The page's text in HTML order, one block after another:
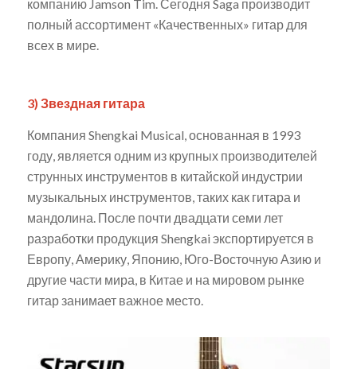
компанию Jamson Tim. Сегодня Saga производит
полный ассортимент «Качественных» гитар для
всех в мире.
3) Звездная гитара
Компания Shengkai Musical, основанная в 1993
году, является одним из крупных производителей
струнных инструментов в китайской индустрии
музыкальных инструментов, таких как гитара и
мандолина. После почти двадцати семи лет
разработки продукция Shengkai экспортируется в
Европу, Америку, Японию, Юго-Восточную Азию и
другие части мира, в Китае и на мировом рынке
гитар занимает важное место.